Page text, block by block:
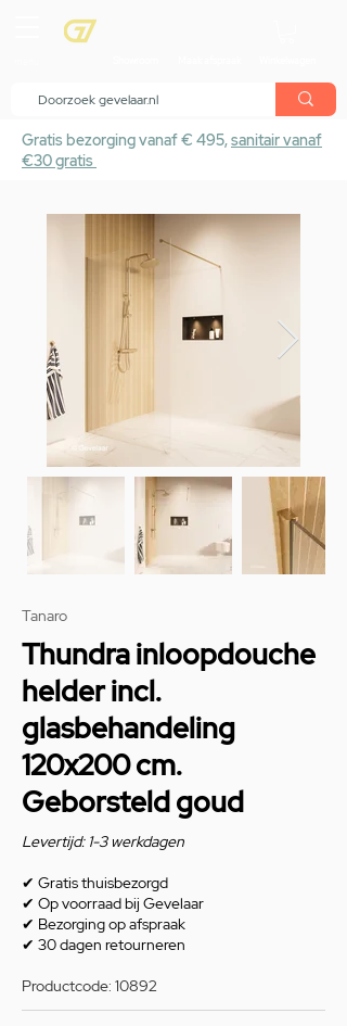
Gratis bezorging vanaf € 495,sanitair vanaf
€30 gratis
Tanaro
Thundra inloopdouche
helder incl.
glasbehandeling
120x200 cm.
Geborsteld goud
Levertijd: 1-3 werkdagen
✔ Gratis thuisbezorgd
✔ Op voorraad bij Gevelaar
✔ Bezorging op afspraak
✔ 30 dagen retourneren
Productcode: 10892